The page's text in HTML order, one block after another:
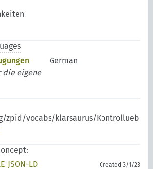
German
die eigene
zpid/vocabs/klarsaurus/Kontrollueb
JSON-LD Created 3/1/23